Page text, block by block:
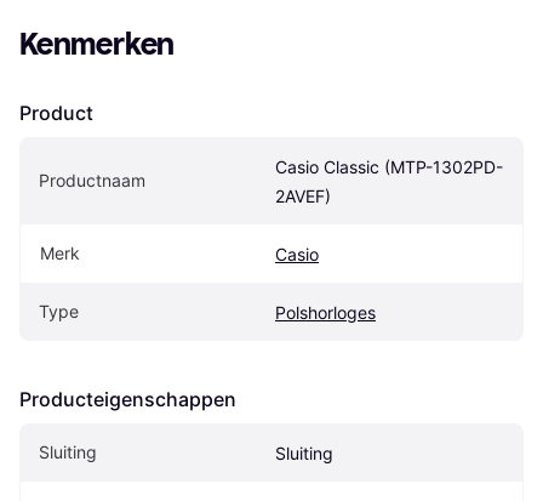
Kenmerken
Product
Productnaam
Casio Classic (MTP-1302PD-
2AVEF)
Merk Casio
Type Polshorloges
Producteigenschappen
Sluiting Sluiting